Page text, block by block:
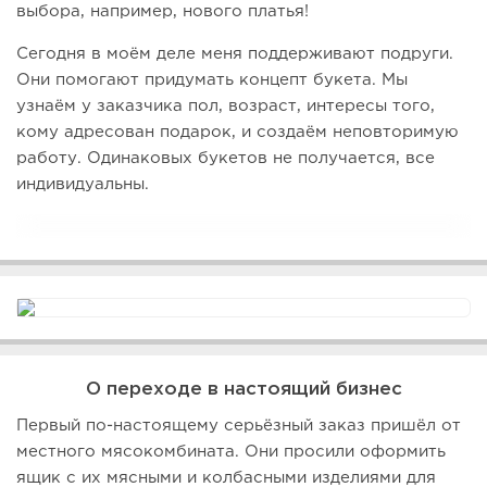
выбора, например, нового платья!
Сегодня в моём деле меня поддерживают подруги.
Они помогают придумать концепт букета. Мы
узнаём у заказчика пол, возраст, интересы того,
кому адресован подарок, и создаём неповторимую
работу. Одинаковых букетов не получается, все
индивидуальны.
О переходе в настоящий бизнес
Первый по-настоящему серьёзный заказ пришёл от
местного мясокомбината. Они просили оформить
ящик с их мясными и колбасными изделиями для